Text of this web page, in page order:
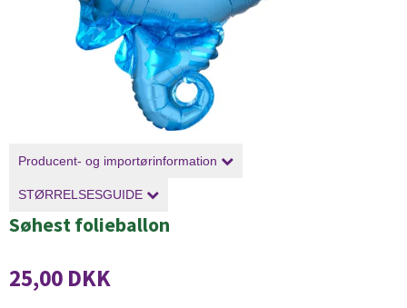
Producent- og importørinformation
STØRRELSESGUIDE
Søhest folieballon
25,00 DKK